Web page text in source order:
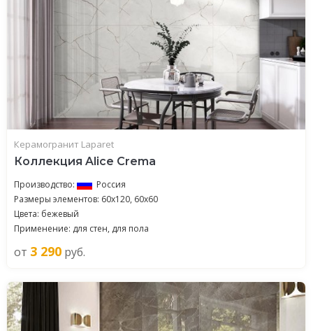
Керамогранит Laparet
Коллекция Alice Crema
Производство:
Россия
Размеры элементов: 60x120, 60x60
Цвета: бежевый
Применение: для стен, для пола
от 3 290 руб.